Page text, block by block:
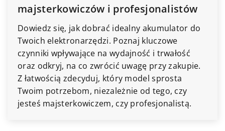
majsterkowiczów i profesjonalistów
Dowiedz się, jak dobrać idealny akumulator do
Twoich elektronarzędzi. Poznaj kluczowe
czynniki wpływające na wydajność i trwałość
oraz odkryj, na co zwrócić uwagę przy zakupie.
Z łatwością zdecyduj, który model sprosta
Twoim potrzebom, niezależnie od tego, czy
jesteś majsterkowiczem, czy profesjonalistą.